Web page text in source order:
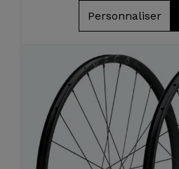
Personnaliser